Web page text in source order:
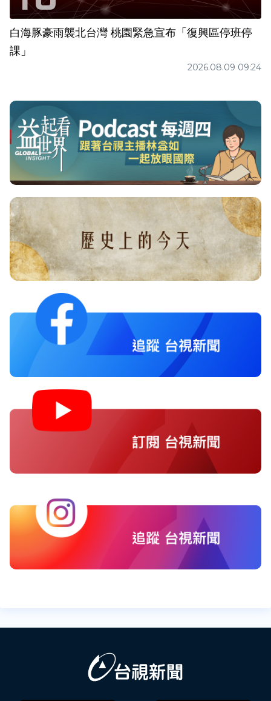
白海豚豪雨襲北台灣 桃園緊急宣布「復興區停班停
課」
2026.08.09 09:24